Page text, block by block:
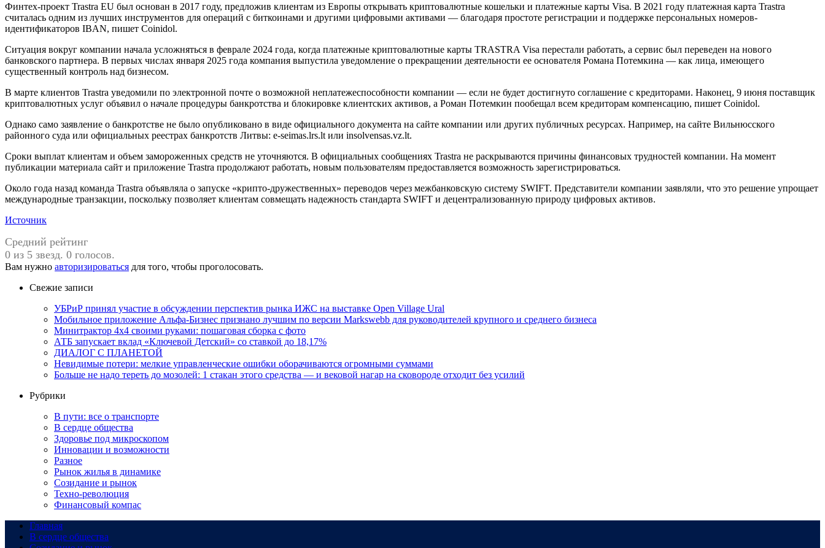
Финтех-проект Trastra EU был основан в 2017 году, предложив клиентам из Европы открывать криптовалютные кошельки и платежные карты Visa. В 2021 году платежная карта Trastra
считалась одним из лучших инструментов для операций с биткоинами и другими цифровыми активами — благодаря простоте регистрации и поддержке персональных номеров-
идентификаторов IBAN, пишет Coinidol.
Ситуация вокруг компании начала усложняться в феврале 2024 года, когда платежные криптовалютные карты TRASTRA Visa перестали работать, а сервис был переведен на нового
банковского партнера. В первых числах января 2025 года компания выпустила уведомление о прекращении деятельности ее основателя Романа Потемкина — как лица, имеющего
существенный контроль над бизнесом.
В марте клиентов Trastra уведомили по электронной почте о возможной неплатежеспособности компании — если не будет достигнуто соглашение с кредиторами. Наконец, 9 июня поставщик
криптовалютных услуг объявил о начале процедуры банкротства и блокировке клиентских активов, а Роман Потемкин пообещал всем кредиторам компенсацию, пишет Coinidol.
Однако само заявление о банкротстве не было опубликовано в виде официального документа на сайте компании или других публичных ресурсах. Например, на сайте Вильнюсского
районного суда или официальных реестрах банкротств Литвы: e-seimas.lrs.lt или insolvensas.vz.lt.
Сроки выплат клиентам и объем замороженных средств не уточняются. В официальных сообщениях Trastra не раскрываются причины финансовых трудностей компании. На момент
публикации материала сайт и приложение Trastra продолжают работать, новым пользователям предоставляется возможность зарегистрироваться.
Около года назад команда Trastra объявляла о запуске «крипто-дружественных» переводов через межбанковскую систему SWIFT. Представители компании заявляли, что это решение упрощает
международные транзакции, поскольку позволяет клиентам совмещать надежность стандарта SWIFT и децентрализованную природу цифровых активов.
Источник
Средний рейтинг
0 из 5 звезд. 0 голосов.
Вам нужно авторизироваться для того, чтобы проголосовать.
Свежие записи
УБРиР принял участие в обсуждении перспектив рынка ИЖС на выставке Open Village Ural
Мобильное приложение Альфа-Бизнес признано лучшим по версии Markswebb для руководителей крупного и среднего бизнеса
Минитрактор 4х4 своими руками: пошаговая сборка с фото
АТБ запускает вклад «Ключевой Детский» со ставкой до 18,17%
ДИАЛОГ С ПЛАНЕТОЙ
Невидимые потери: мелкие управленческие ошибки оборачиваются огромными суммами
Больше не надо тереть до мозолей: 1 стакан этого средства — и вековой нагар на сковороде отходит без усилий
Рубрики
В пути: все о транспорте
В сердце общества
Здоровье под микроскопом
Инновации и возможности
Разное
Рынок жилья в динамике
Созидание и рынок
Техно-революция
Финансовый компас
Главная
В сердце общества